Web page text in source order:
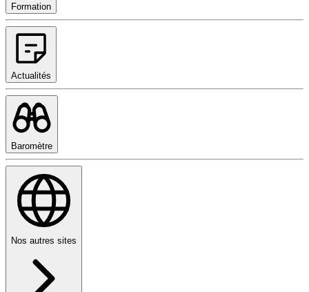
Formation
Actualités
Baromètre
Nos autres sites